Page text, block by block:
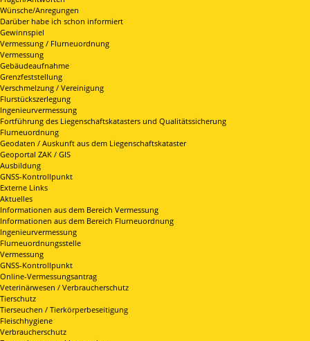
Wünsche/Anregungen
Darüber habe ich schon informiert
Gewinnspiel
Vermessung / Flurneuordnung
Vermessung
Gebäudeaufnahme
Grenzfeststellung
Verschmelzung / Vereinigung
Flurstückszerlegung
Ingenieurvermessung
Fortführung des Liegenschaftskatasters und Qualitätssicherung
Flurneuordnung
Geodaten / Auskunft aus dem Liegenschaftskataster
Geoportal ZAK / GIS
Ausbildung
GNSS-Kontrollpunkt
Externe Links
Aktuelles
Informationen aus dem Bereich Vermessung
Informationen aus dem Bereich Flurneuordnung
Ingenieurvermessung
Flurneuordnungsstelle
Vermessung
GNSS-Kontrollpunkt
Online-Vermessungsantrag
Veterinärwesen / Verbraucherschutz
Tierschutz
Tierseuchen / Tierkörperbeseitigung
Fleischhygiene
Verbraucherschutz